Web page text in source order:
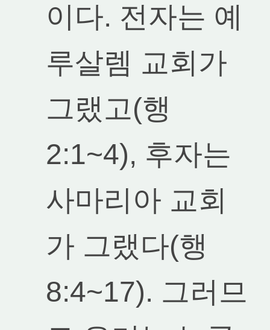
이다. 전자는 예
루살렘 교회가
그랬고(행
2:1~4), 후자는
사마리아 교회
가 그랬다(행
8:4~17). 그러므